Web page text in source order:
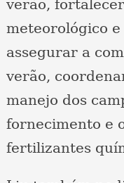
verão,
meteorológico
assegurar a
verão,
manejo dos
fornecimento e
fertilizantes